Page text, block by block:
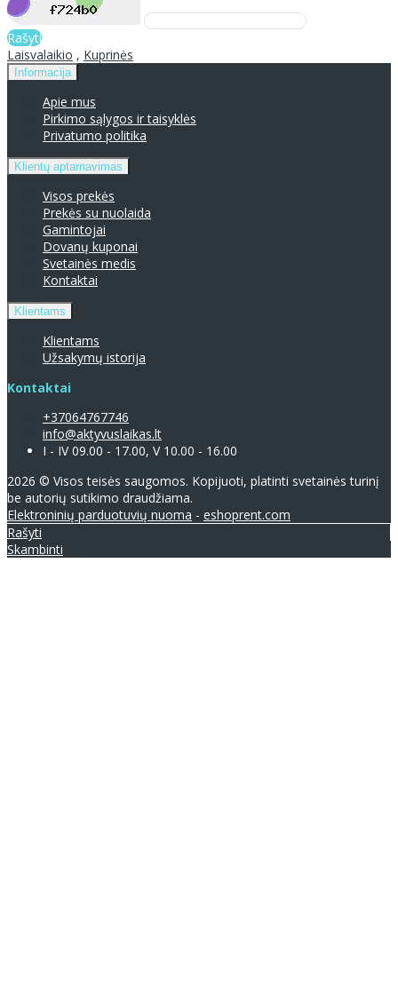
Rašyti
Laisvalaikio , Kuprinės
Informacija
Apie mus
Pirkimo sąlygos ir taisyklės
Privatumo politika
Klientų aptarnavimas
Visos prekės
Prekės su nuolaida
Gamintojai
Dovanų kuponai
Svetainės medis
Kontaktai
Klientams
Klientams
Užsakymų istorija
Kontaktai
+37064767746
info@aktyvuslaikas.lt
I - IV 09.00 - 17.00, V 10.00 - 16.00
2026 © Visos teisės saugomos. Kopijuoti, platinti svetainės turinį
be autorių sutikimo draudžiama.
Elektroninių parduotuvių nuoma - eshoprent.com
Rašyti
Skambinti